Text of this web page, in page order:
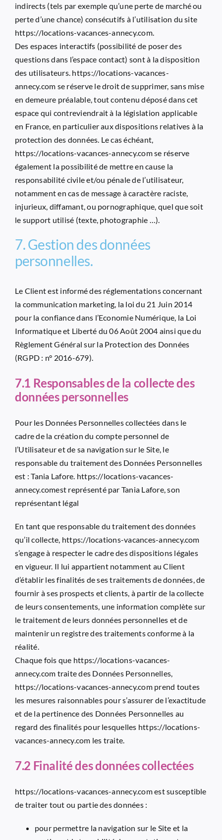
indirects (tels par exemple qu’une perte de marché ou
perte d’une chance) consécutifs à l’utilisation du site
https://locations-vacances-annecy.com.
Des espaces interactifs (possibilité de poser des
questions dans l’espace contact) sont à la disposition
des utilisateurs. https://locations-vacances-
annecy.com se réserve le droit de supprimer, sans mise
en demeure préalable, tout contenu déposé dans cet
espace qui contreviendrait à la législation applicable
en France, en particulier aux dispositions relatives à la
protection des données. Le cas échéant,
https://locations-vacances-annecy.comse réserve
également la possibilité de mettre en cause la
responsabilité civile et/ou pénale de l’utilisateur,
notamment en cas de message à caractère raciste,
injurieux, diffamant, ou pornographique, quel que soit
le support utilisé (texte, photographie …).
7. Gestion des données
personnelles.
Le Client est informé des réglementations concernant
la communication marketing, la loi du 21 Juin 2014
pour la confiance dans l’Economie Numérique, la Loi
Informatique et Liberté du 06 Août 2004 ainsi que du
Règlement Général sur la Protection des Données
(RGPD : n° 2016-679).
7.1 Responsables de la collecte des
données personnelles
Pour les Données Personnelles collectées dans le
cadre de la création du compte personnel de
l’Utilisateur et de sa navigation sur le Site, le
responsable du traitement des Données Personnelles
est : Tania Lafore. https://locations-vacances-
annecy.comest représenté par Tania Lafore, son
représentant légal
En tant que responsable du traitement des données
qu’il collecte, https://locations-vacances-annecy.com
s’engage à respecter le cadre des dispositions légales
en vigueur. Il lui appartient notamment au Client
d’établir les finalités de ses traitements de données, de
fournir à ses prospects et clients, à partir de la collecte
de leurs consentements, une information complète sur
le traitement de leurs données personnelles et de
maintenir un registre des traitements conforme à la
réalité.
Chaque fois que https://locations-vacances-
annecy.com traite des Données Personnelles,
https://locations-vacances-annecy.comprend toutes
les mesures raisonnables pour s’assurer de l’exactitude
et de la pertinence des Données Personnelles au
regard des finalités pour lesquelles https://locations-
vacances-annecy.com les traite.
7.2 Finalité des données collectées
https://locations-vacances-annecy.comest susceptible
de traiter tout ou partie des données :
pour permettre la navigation sur le Site et la